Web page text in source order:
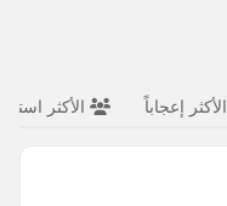
الأكثر إعجاباً الأكثر